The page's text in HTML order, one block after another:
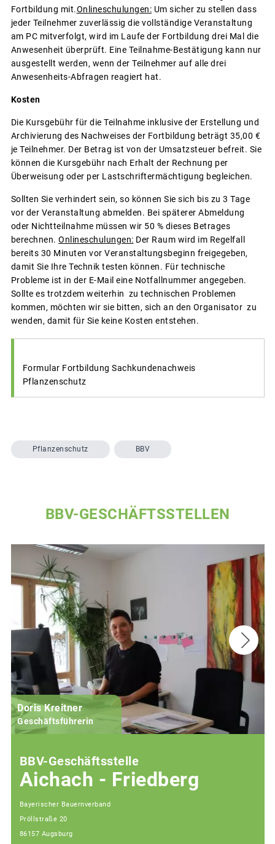
Fortbildung mit.Onlineschulungen: Um sicher zu stellen dass
jeder Teilnehmer zuverlässig die vollständige Veranstaltung
am PC mitverfolgt, wird im Laufe der Fortbildung drei Mal die
Anwesenheit überprüft. Eine Teilnahme-Bestätigung kann nur
ausgestellt werden, wenn der Teilnehmer auf alle drei
Anwesenheits-Abfragen reagiert hat.
Kosten
Die Kursgebühr für die Teilnahme inklusive der Erstellung und
Archivierung des Nachweises der Fortbildung beträgt 35,00 €
je Teilnehmer. Der Betrag ist von der Umsatzsteuer befreit. Sie
können die Kursgebühr nach Erhalt der Rechnung per
Überweisung oder per Lastschriftermächtigung begleichen.
Sollten Sie verhindert sein, so können Sie sich bis zu 3 Tage
vor der Veranstaltung abmelden. Bei späterer Abmeldung
oder Nichtteilnahme müssen wir 50 % dieses Betrages
berechnen. Onlineschulungen: Der Raum wird im Regelfall
bereits 30 Minuten vor Veranstaltungsbeginn freigegeben,
damit Sie Ihre Technik testen können. Für technische
Probleme ist in der E-Mail eine Notfallnummer angegeben.
Sollte es trotzdem weiterhin zu technischen Problemen
kommen, möchten wir sie bitten, sich an den Organisator zu
wenden, damit für Sie keine Kosten entstehen.
Formular Fortbildung Sachkundenachweis
Pflanzenschutz
Pflanzenschutz BBV
BBV-GESCHÄFTSSTELLEN
Doris Kreitner
Geschäftsführerin
BBV-Geschäftsstelle
Aichach - Friedberg
Bayerischer Bauernverband
Pröllstraße 20
86157 Augsburg